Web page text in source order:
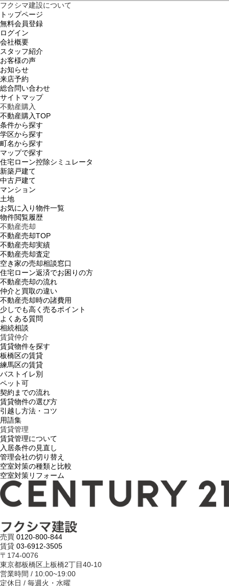
フクシマ建設について
トップページ
無料会員登録
ログイン
会社概要
スタッフ紹介
お客様の声
お知らせ
来店予約
総合問い合わせ
サイトマップ
不動産購入
不動産購入TOP
条件から探す
学区から探す
町名から探す
マップで探す
住宅ローン控除シミュレータ
新築戸建て
中古戸建て
マンション
土地
お気に入り物件一覧
物件閲覧履歴
不動産売却
不動産売却TOP
不動産売却実績
不動産売却査定
空き家の売却相談窓口
住宅ローン返済でお困りの方
不動産売却の流れ
仲介と買取の違い
不動産売却時の諸費用
少しでも高く売るポイント
よくある質問
相続相談
賃貸仲介
賃貸物件を探す
板橋区の賃貸
練馬区の賃貸
バストイレ別
ペット可
契約までの流れ
賃貸物件の選び方
引越し方法・コツ
用語集
賃貸管理
賃貸管理について
入居条件の見直し
管理会社の切り替え
空室対策の種類と比較
空室対策リフォーム
売買 0120-800-844
賃貸 03-6912-3505
〒174-0076
東京都板橋区上板橋2丁目40-10
営業時間 / 10:00~19:00
定休日 / 毎週火・水曜